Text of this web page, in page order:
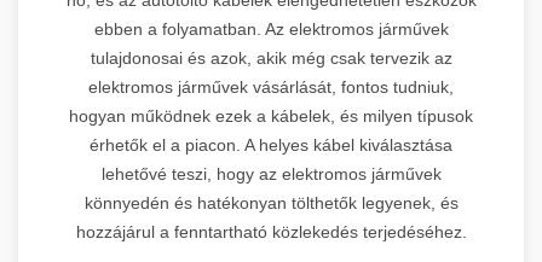
ebben a folyamatban. Az elektromos járművek
tulajdonosai és azok, akik még csak tervezik az
elektromos járművek vásárlását, fontos tudniuk,
hogyan működnek ezek a kábelek, és milyen típusok
érhetők el a piacon. A helyes kábel kiválasztása
lehetővé teszi, hogy az elektromos járművek
könnyedén és hatékonyan tölthetők legyenek, és
hozzájárul a fenntartható közlekedés terjedéséhez.